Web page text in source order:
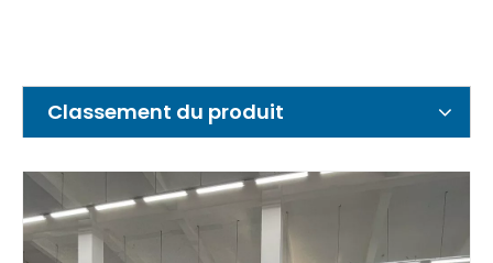
Classement du produit